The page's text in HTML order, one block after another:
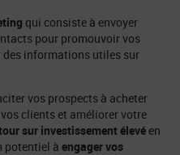
qui consiste à envoyer
pour promouvoir vos
des informations utiles sur
vos prospects à acheter
clients et améliorer votre
sur investissement élevé en
potentiel à engager vos